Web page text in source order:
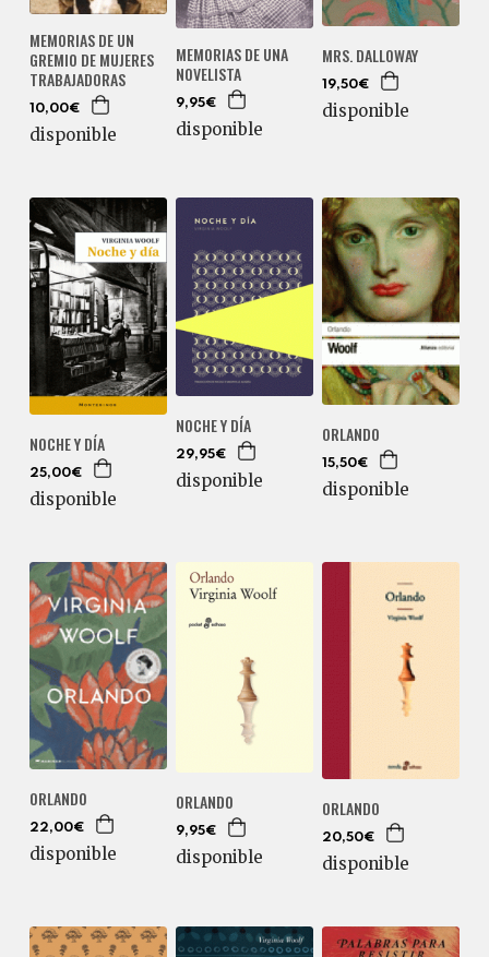
MEMORIAS DE UN
GREMIO DE MUJERES
TRABAJADORAS
10,00€
disponible
MEMORIAS DE UNA
NOVELISTA
9,95€
disponible
MRS. DALLOWAY
19,50€
disponible
NOCHE Y DÍA
25,00€
disponible
NOCHE Y DÍA
29,95€
disponible
ORLANDO
15,50€
disponible
ORLANDO
22,00€
disponible
ORLANDO
9,95€
disponible
ORLANDO
20,50€
disponible